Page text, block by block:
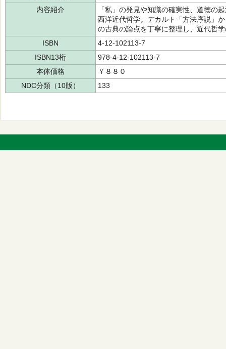
内容紹介
「私」の発見や知識の確実性、道徳の
西洋近代哲学。デカルト「方法序説」
の古典の論点を丁寧に整理し、近代哲
ISBN
4-12-102113-7
ISBN13桁
978-4-12-102113-7
本体価格
￥８８０
NDC分類（10版）
133